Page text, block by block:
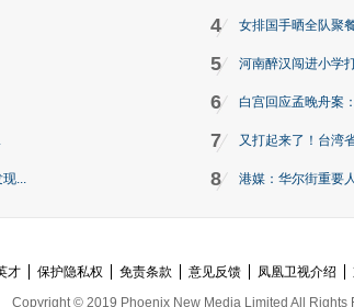
...
4 女排国手晒全队聚
5 河南醉汉闯进小学
6 白宫回应孟晚舟案
7 又打起来了！台湾
8 港媒：华尔街重要
才 保护隐私权 免责条款 意见反馈 凤凰卫视介绍
Copyright © 2019 Phoenix New Media Limited All Rights